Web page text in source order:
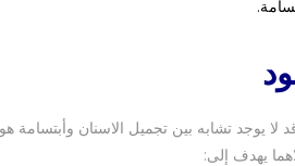
يوجد تشابه بين تجميل الاسنان وأبتسامة
يهدف إلى: